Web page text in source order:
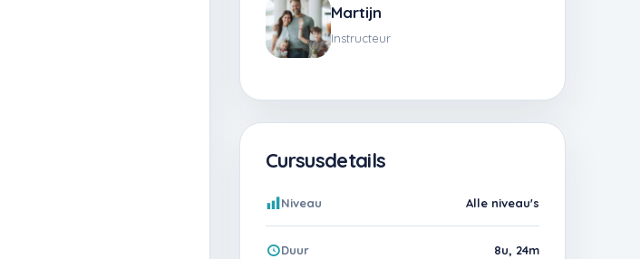
Martijn
Instructeur
Cursusdetails
Niveau Alle niveau's
Duur 8u, 24m